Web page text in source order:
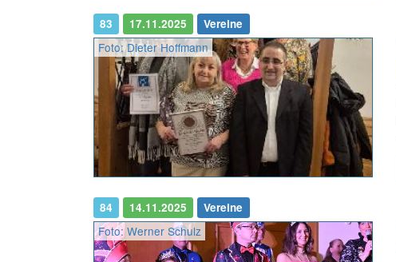
83 17.11.2025 Vereine
Foto: Dieter Hoffmann
84 14.11.2025 Vereine
Foto: Werner Schulz